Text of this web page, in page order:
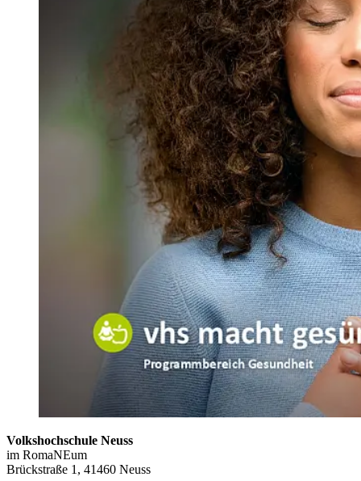
Volkshochschule Neuss
im RomaNEum
Brückstraße 1, 41460 Neuss